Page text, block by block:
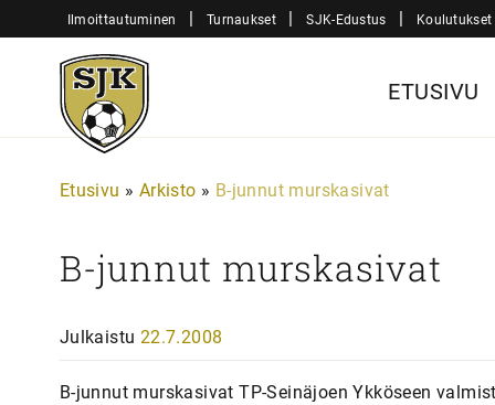
sisältöön
Ilmoittautuminen | Turnaukset | SJK-Edustus | Koulutukset
Sjk-
Juniorit
ETUSIVU
Etusivu » Arkisto » B-junnut murskasivat
B-junnut murskasivat
Julkaistu 22.7.2008
B-junnut murskasivat TP-Seinäjoen Ykköseen